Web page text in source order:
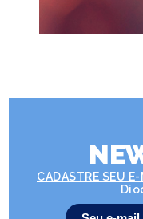
CADASTRE SEU